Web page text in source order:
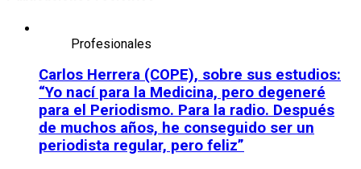
Profesionales
Carlos Herrera (COPE), sobre sus estudios:
“Yo nací para la Medicina, pero degeneré
para el Periodismo. Para la radio. Después
de muchos años, he conseguido ser un
periodista regular, pero feliz”